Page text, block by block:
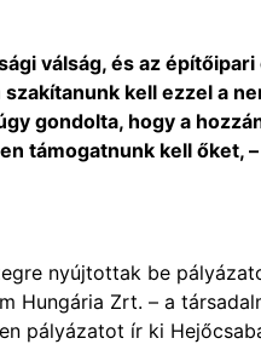
válság, és az
kell ezzel a
gondolta, hogy a
támogatnunk kell őket,
nyújtottak be
Hungária Zrt. – a
pályázatot ír ki